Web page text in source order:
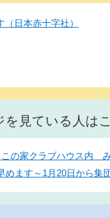
日本赤十字社）
を見ている人は
この家クラブハウス内
めます～1月20日から集